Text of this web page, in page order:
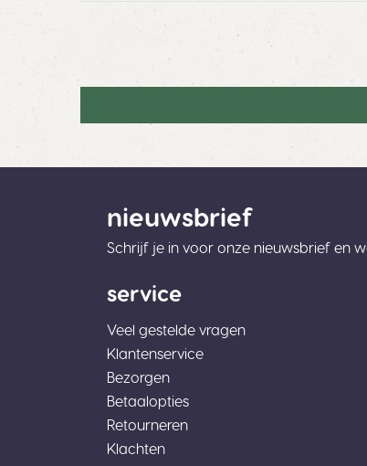
nieuwsbrief
Schrijf je in voor onze nieuwsbrief en
service
Veel gestelde vragen
Klantenservice
Bezorgen
Betaalopties
Retourneren
Klachten